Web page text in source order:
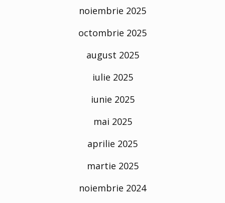
noiembrie 2025
octombrie 2025
august 2025
iulie 2025
iunie 2025
mai 2025
aprilie 2025
martie 2025
noiembrie 2024